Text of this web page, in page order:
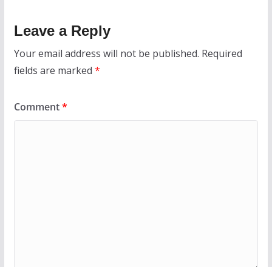
Leave a Reply
Your email address will not be published. Required
fields are marked *
Comment*